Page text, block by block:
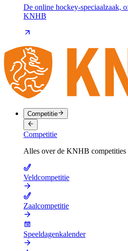
De online hockey-speciaalzaak,
KNHB
Competitie
Competitie
Alles over de KNHB competities
Veldcompetitie
Zaalcompetitie
Speeldagenkalender